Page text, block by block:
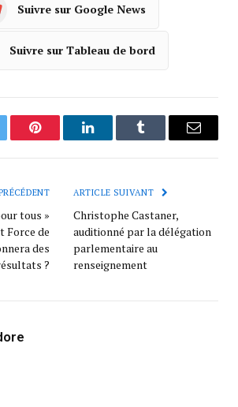
Suivre sur Google News
Suivre sur Tableau de bord
Pinterest LinkedInTumblr
tous »
Force de
des
?
ARTICLE SUIVANT
Christophe Castaner,
auditionné par la délégation
parlementaire au
renseignement